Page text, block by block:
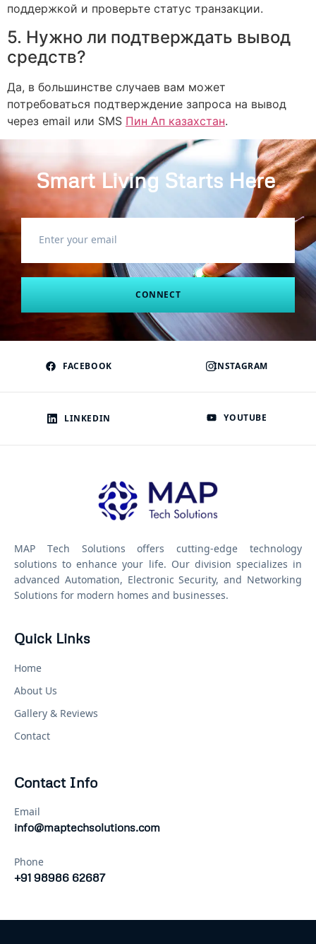
поддержкой и проверьте статус транзакции.
5. Нужно ли подтверждать вывод
средств?
Да, в большинстве случаев вам может
потребоваться подтверждение запроса на вывод
через email или SMS Пин Ап казахстан.
Smart Living Starts Here.
CONNECT
FACEBOOK INSTAGRAM
LINKEDIN YOUTUBE
MAP Tech Solutions offers cutting-edge technology
solutions to enhance your life. Our division specializes in
advanced Automation, Electronic Security, and Networking
Solutions for modern homes and businesses.
Quick Links
Home
About Us
Gallery & Reviews
Contact
Contact Info
Email
info@maptechsolutions.com
Phone
+91 98986 62687